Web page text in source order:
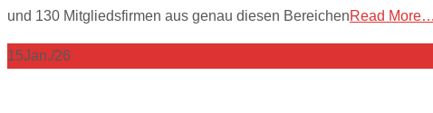
und 130 Mitgliedsfirmen aus genau diesen BereichenRead More…
15Jan./26